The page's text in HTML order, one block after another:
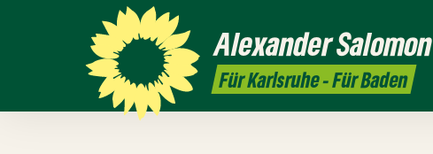
AlexanderSalomon
Für Karlsruhe - Für Baden